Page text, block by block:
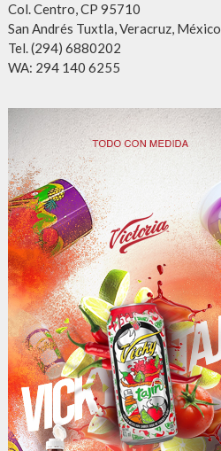
Col. Centro, CP 95710
San Andrés Tuxtla, Veracruz, México
Tel. (294) 6880202
WA: 294 140 6255